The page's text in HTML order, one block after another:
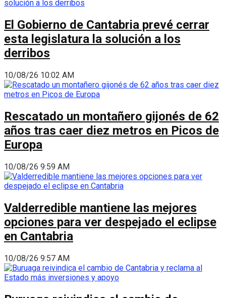
El Gobierno de Cantabria prevé cerrar
esta legislatura la solución a los
derribos
10/08/26 10:02 AM
Rescatado un montañero gijonés de 62
años tras caer diez metros en Picos de
Europa
10/08/26 9:59 AM
Valderredible mantiene las mejores
opciones para ver despejado el eclipse
en Cantabria
10/08/26 9:57 AM